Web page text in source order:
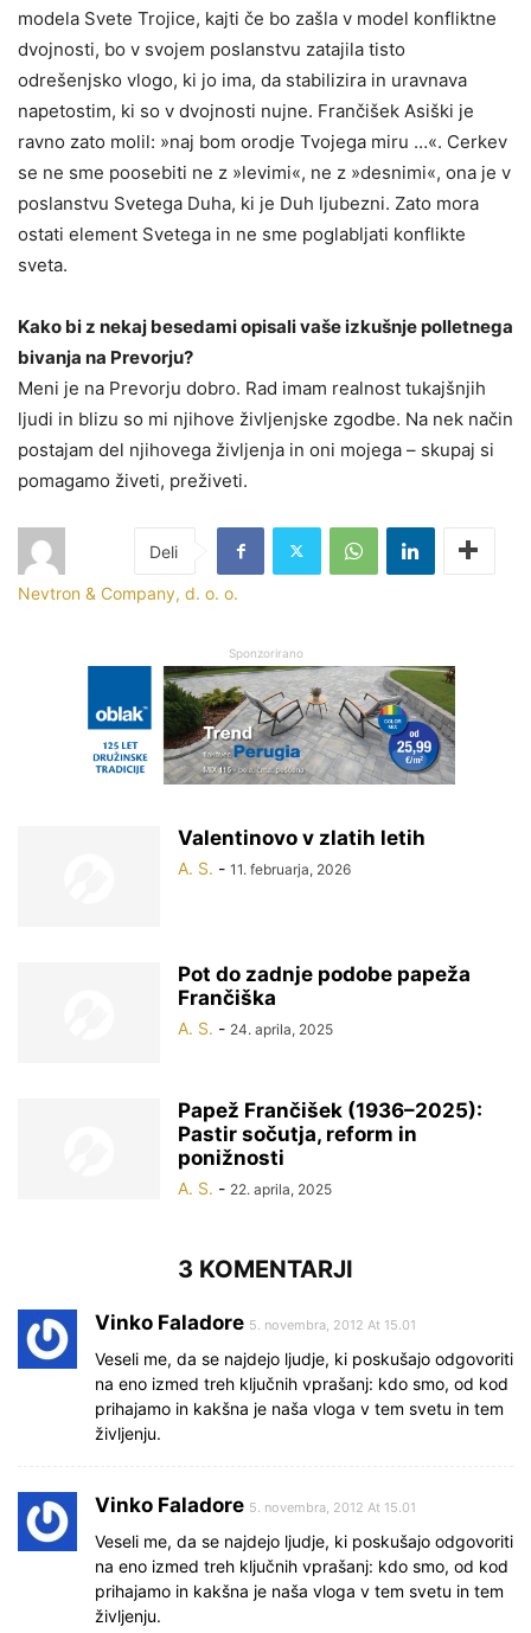
modela Svete Trojice, kajti če bo zašla v model konfliktne
dvojnosti, bo v svojem poslanstvu zatajila tisto
odrešenjsko vlogo, ki jo ima, da stabilizira in uravnava
napetostim, ki so v dvojnosti nujne. Frančišek Asiški je
ravno zato molil: »naj bom orodje Tvojega miru …«. Cerkev
se ne sme poosebiti ne z »levimi«, ne z »desnimi«, ona je v
poslanstvu Svetega Duha, ki je Duh ljubezni. Zato mora
ostati element Svetega in ne sme poglabljati konflikte
sveta.
Kako bi z nekaj besedami opisali vaše izkušnje polletnega
bivanja na Prevorju?
Meni je na Prevorju dobro. Rad imam realnost tukajšnjih
ljudi in blizu so mi njihove življenjske zgodbe. Na nek način
postajam del njihovega življenja in oni mojega – skupaj si
pomagamo živeti, preživeti.
Nevtron & Company, d. o. o.
Sponzorirano
Valentinovo v zlatih letih
A. S. - 11. februarja, 2026
Pot do zadnje podobe papeža
Frančiška
A. S. - 24. aprila, 2025
Papež Frančišek (1936–2025):
Pastir sočutja, reform in
ponižnosti
A. S. - 22. aprila, 2025
3 KOMENTARJI
Vinko Faladore 5. novembra, 2012 At 15.01
Veseli me, da se najdejo ljudje, ki poskušajo odgovoriti
na eno izmed treh ključnih vprašanj: kdo smo, od kod
prihajamo in kakšna je naša vloga v tem svetu in tem
življenju.
Vinko Faladore 5. novembra, 2012 At 15.01
Veseli me, da se najdejo ljudje, ki poskušajo odgovoriti
na eno izmed treh ključnih vprašanj: kdo smo, od kod
prihajamo in kakšna je naša vloga v tem svetu in tem
življenju.